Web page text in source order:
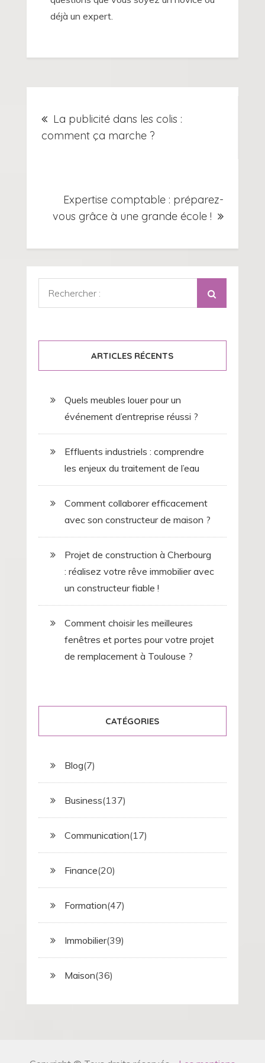
déjà un expert.
deLa publicité dans les colis :
comment ça marche ?
Expertise comptable : préparez-
vous grâce à une grande école !
ARTICLES RÉCENTS
Quels meubles louer pour un
événement d’entreprise réussi ?
Effluents industriels : comprendre
les enjeux du traitement de l’eau
Comment collaborer efficacement
avec son constructeur de maison ?
Projet de construction à Cherbourg
: réalisez votre rêve immobilier avec
un constructeur fiable !
Comment choisir les meilleures
fenêtres et portes pour votre projet
de remplacement à Toulouse ?
CATÉGORIES
Blog(7)
Business(137)
Communication(17)
Finance(20)
Formation(47)
Immobilier(39)
Maison(36)